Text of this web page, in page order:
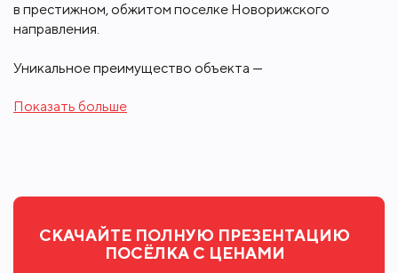
в престижном, обжитом поселке Новорижского
направления.
Уникальное преимущество объекта —
фактического использования до 48 соток:
- 2 беседки для отдыха
Приватная лесная территория создает атмосферу
собственного загородного парка, редко
Показать больше
СКАЧАЙТЕ ПОЛНУЮ ПРЕЗЕНТАЦИЮ
ПОСЁЛКА С ЦЕНАМИ